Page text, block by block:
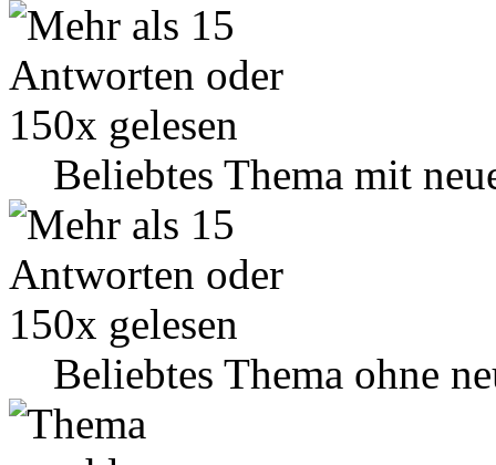
Beliebtes Thema mit
Beliebtes Thema ohne